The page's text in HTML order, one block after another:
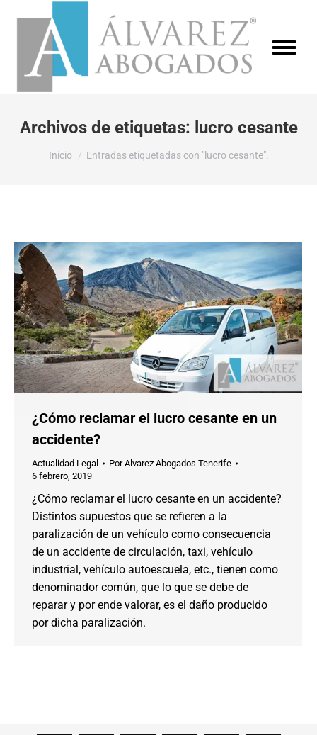
Archivos de etiquetas: lucro cesante
Estás aquí:
Inicio Entradas etiquetadas con "lucro cesante".
¿Cómo reclamar el lucro cesante en un
accidente?
Actualidad Legal PorAlvarez Abogados Tenerife
6 febrero, 2019
¿Cómo reclamar el lucro cesante en un accidente?
Distintos supuestos que se refieren a la
paralización de un vehículo como consecuencia
de un accidente de circulación, taxi, vehículo
industrial, vehículo autoescuela, etc., tienen como
denominador común, que lo que se debe de
reparar y por ende valorar, es el daño producido
por dicha paralización.